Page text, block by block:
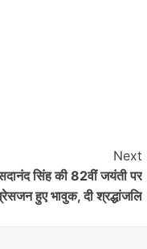
Next
सिंह की 82वीं जयंती पर
हुए भावुक, दी श्रद्धांजलि